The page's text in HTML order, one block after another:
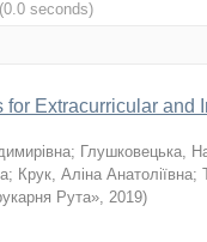
(0.0 seconds)
for Extracurricular and
; Глушковецька,
; Крук, Аліна Анатоліївна;
Рута», 2019)